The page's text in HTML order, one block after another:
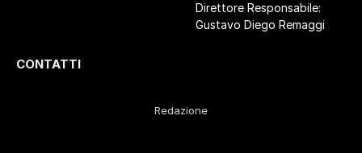
Direttore Responsabile:
Gustavo Diego Remaggi
CONTATTI
Redazione